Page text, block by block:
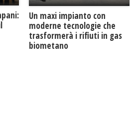
Un maxi impianto con
moderne tecnologie che
trasformerà i rifiuti in gas
biometano